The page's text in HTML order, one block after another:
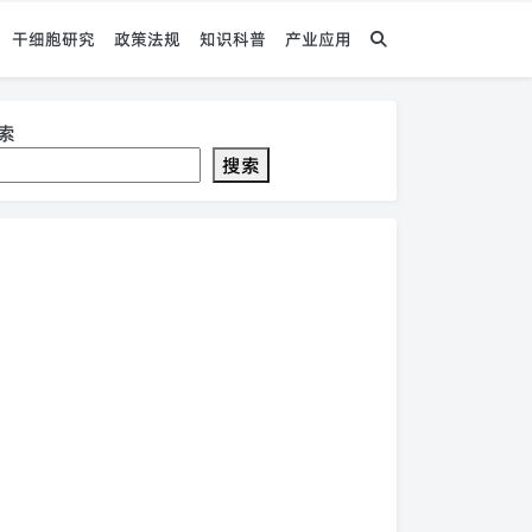
干细胞研究 政策法规 知识科普 产业应用
搜索